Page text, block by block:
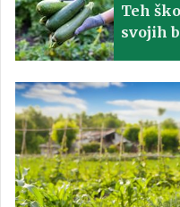
Teh
svojih